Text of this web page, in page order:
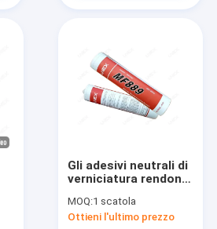
Gli adesivi neutrali di
verniciatura rendono
sigillante del silicone
MOQ:1 scatola
Ottieni l'ultimo prezzo